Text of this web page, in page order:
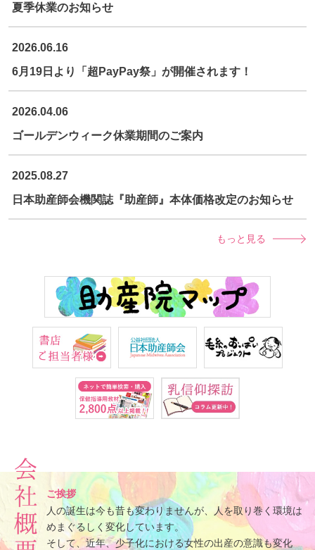
夏季休業のお知らせ
2026.06.16
6月19日より「超PayPay祭」が開催されます！
2026.04.06
ゴールデンウィーク休業期間のご案内
2025.08.27
日本助産師会機関誌『助産師』本体価格改定のお知らせ
もっと見る
ご挨拶
人の誕生は今も昔も変わりませんが、人を取り巻く環境は
めまぐるしく変化しています。
そして、近年、少子化における女性の出産の意識も変化